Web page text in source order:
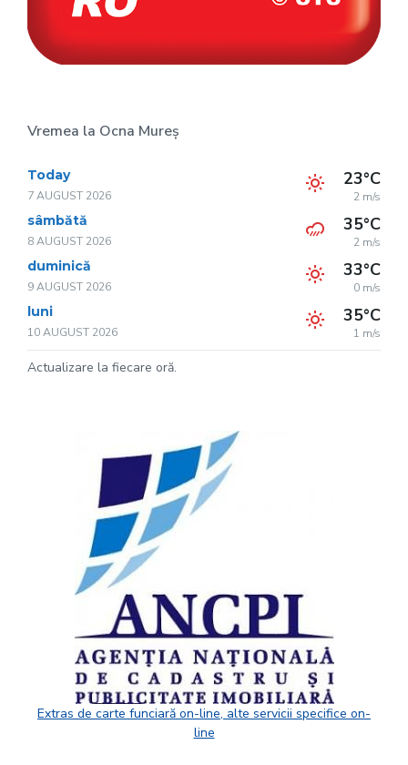
Vremea la Ocna Mureș
Today
7 AUGUST 2026
23°C
2 m/s
sâmbătă
8 AUGUST 2026
35°C
2 m/s
duminică
9 AUGUST 2026
33°C
0 m/s
luni
10 AUGUST 2026
35°C
1 m/s
Actualizare la fiecare oră.
Extras de carte funciară on-line, alte servicii specifice on-
line